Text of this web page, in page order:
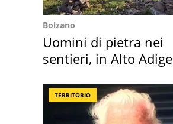
Bolzano
Uomini di pietra nei
sentieri, in Alto Adige
TERRITORIO